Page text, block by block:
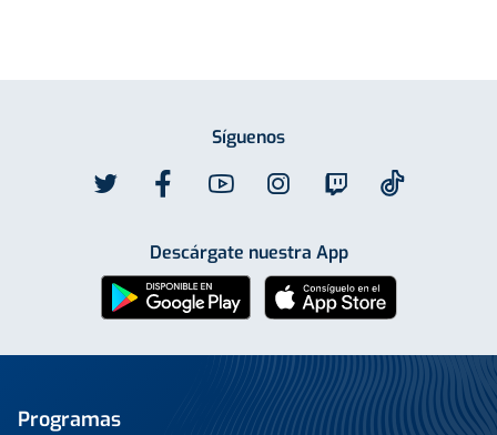
Síguenos
Descárgate nuestra App
Programas